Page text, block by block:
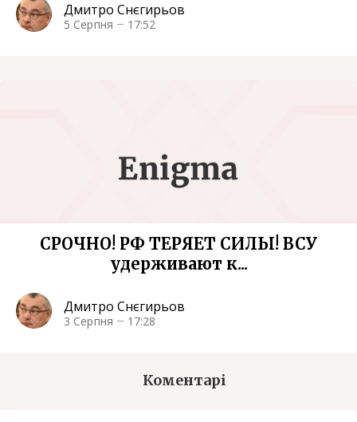
Дмитро Снєгирьов
5 Серпня 17:52
СРОЧНО! РФ ТЕРЯЕТ СИЛЫ! ВСУ
удерживают к...
Дмитро Снєгирьов
3 Серпня 17:28
Коментарі